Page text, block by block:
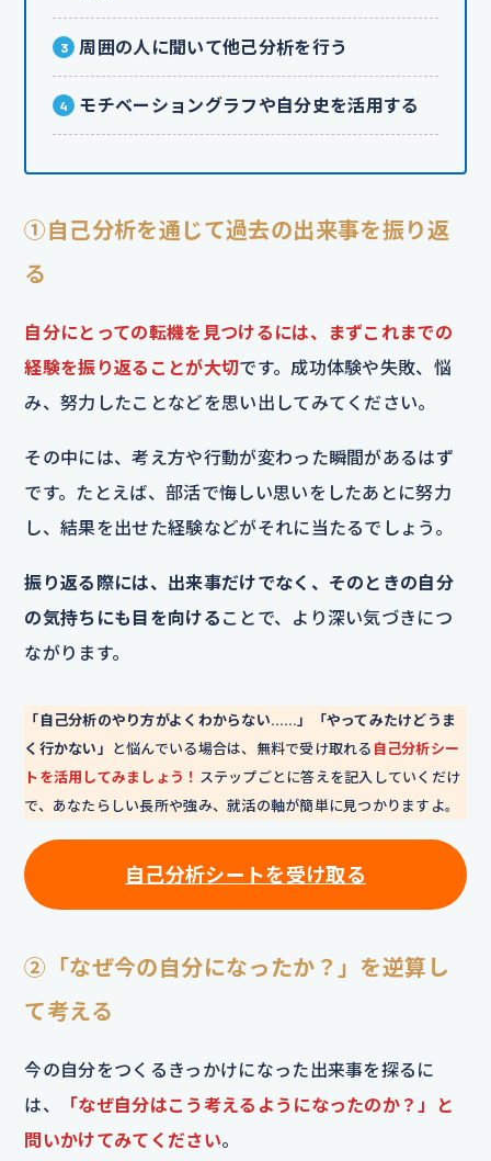
周囲の人に聞いて他己分析を行う
モチベーショングラフや自分史を活用する
①自己分析を通じて過去の出来事を振り返
る
自分にとっての転機を見つけるには、まずこれまでの
経験を振り返ることが大切です。成功体験や失敗、悩
み、努力したことなどを思い出してみてください。
その中には、考え方や行動が変わった瞬間があるはず
です。たとえば、部活で悔しい思いをしたあとに努力
し、結果を出せた経験などがそれに当たるでしょう。
振り返る際には、出来事だけでなく、そのときの自分
の気持ちにも目を向ける ことで、より深い気づきにつ
ながります。
「自己分析のやり方がよくわからない……」「やってみたけどうま
く行かない」
と悩んでいる場合は、無料で受け取れる 自己分析シー
トを活用してみましょう！ ステップごとに答えを記入していくだけ
で、あなたらしい長所や強み、就活の軸が簡単に見つかりますよ。
自己分析シートを受け取る
②「なぜ今の自分になったか？」を逆算し
て考える
今の自分をつくるきっかけになった出来事を探るに
は、
「なぜ自分はこう考えるようになったのか？」と
問いかけてみてください。